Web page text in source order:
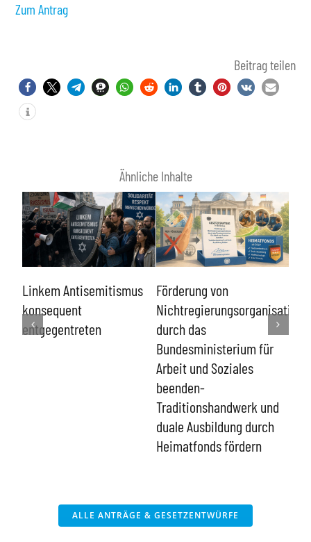
Zum Antrag
Beitrag teilen
Ähnliche Inhalte
Linkem Antisemitismus
konsequent
entgegentreten
Förderung von
durch das
Bundesministerium für
Arbeit und Soziales
beenden-
Traditionshandwerk und
duale Ausbildung durch
Heimatfonds fördern
ALLE ANTRÄGE & GESETZENTWÜRFE